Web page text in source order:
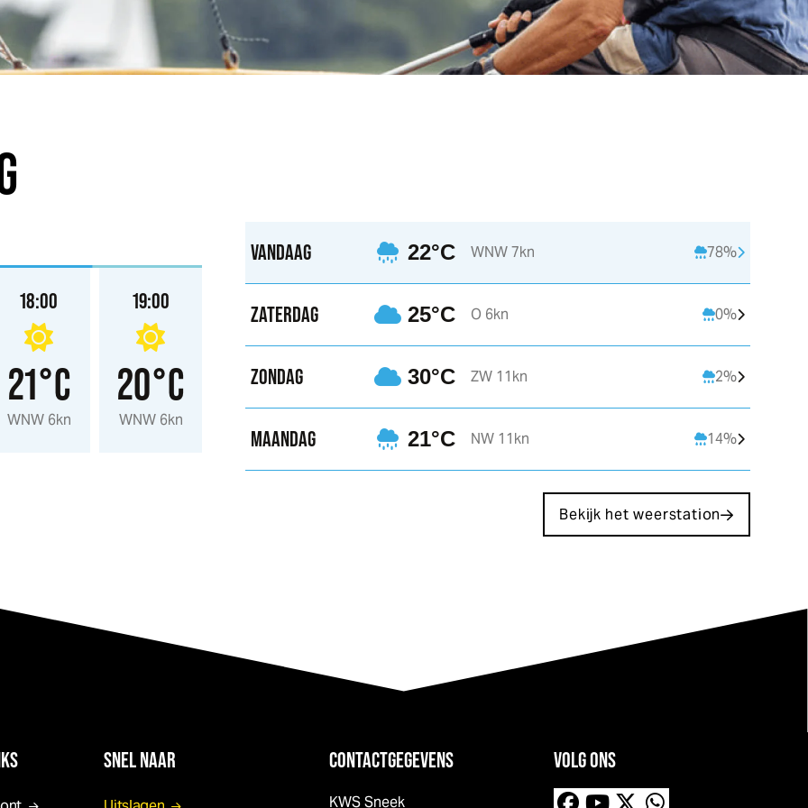
18:00
21°C
WNW 6kn
19:00
20°C
WNW 6kn
20:00
19°C
21:00
18°C 17°C
VANDAAG 22°C WNW 7kn 78%
ZATERDAG 25°C O 6kn 0%
ZONDAG 30°C ZW 11kn 2%
MAANDAG 21°C NW 11kn 14%
Bekijk het weerstation
SNEL NAAR CONTACTGEGEVENS
KWS Sneek
VOLG ONS